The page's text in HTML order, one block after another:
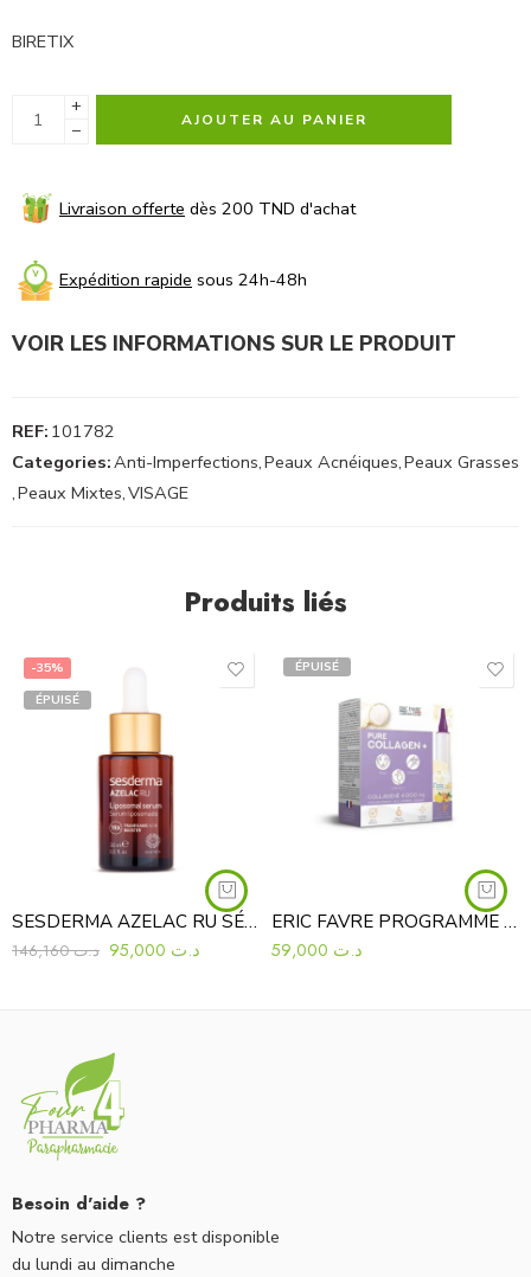
BIRETIX
+
−
AJOUTER AU PANIER
Livraison offerte dès 200 TND d'achat
Expédition rapide sous 24h-48h
VOIR LES INFORMATIONS SUR LE PRODUIT
REF: 101782
Categories:Anti-Imperfections,Peaux Acnéiques,Peaux Grasses
,Peaux Mixtes,VISAGE
Produits liés
-35%
ÉPUISÉ
SESDERMA AZELAC RU SÉRUM LIPOSOMÉ 30ML
د.ت146,160 د.ت
ÉPUISÉ
ERIC FAVRE PROGRAMME 10 JOURS PURE COLLAGEN+10*15ML
د.ت
Besoin d'aide ?
Notre service clients est disponible
du lundi au dimanche